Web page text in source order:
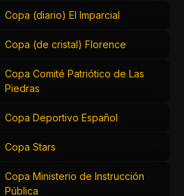
Copa (diario) El Imparcial
Copa (de cristal) Florence
Copa Comité Patriótico de Las
Piedras
Copa Deportivo Español
Copa Stars
Copa Ministerio de Instrucción
Pública